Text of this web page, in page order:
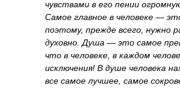
чувствами в его пении
Самое главное в человеке —
поэтому, прежде всего, нужно
духовно. Душа — это самое
что в человеке, в каждом
исключения! В душе человека
все самое лучшее, самое